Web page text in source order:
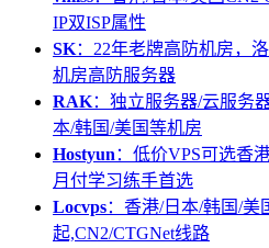
IP双ISP属性
SK：22年老牌高防机房，
机房高防服务器
RAK：独立服务器/云服务
本/韩国/美国等机房
Hostyun ：低价VPS可选香
月付学习练手首选
Locvps：香港/日本/韩国/美
起,CN2/CTGNet线路